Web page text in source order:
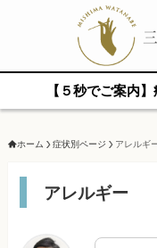
【５秒でご案内
ホーム 症状別ページ アレルギ
アレルギー